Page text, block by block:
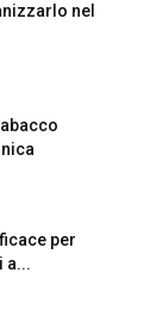
nel
per
a...